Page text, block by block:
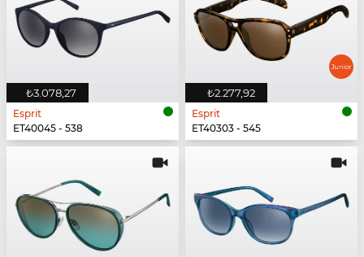
₺3.078,27
Esprit
ET40045 - 538
₺2.277,92
Esprit
ET40303 - 545